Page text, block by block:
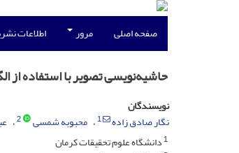
صفحه اصلی مرور اطلاعات
حاشیه‌نویسی تصویر با استفاده از
نویسندگان
نگار صادق زاده
1 محبوبه شمسی 2
1دانشگاه علوم تحقیقات کرمان